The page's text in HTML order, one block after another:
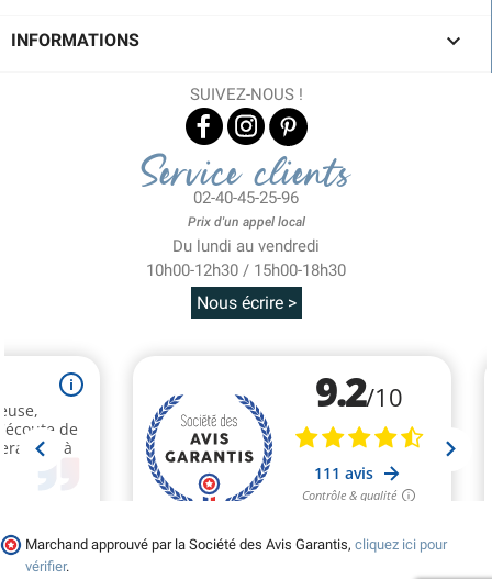
INFORMATIONS 
SUIVEZ-NOUS !
Service clients
02-40-45-25-96
Prix d'un appel local
Du lundi au vendredi
10h00-12h30 / 15h00-18h30
Nous écrire >
Marchand approuvé par la Société des Avis Garantis, cliquez ici pour
vérifier.